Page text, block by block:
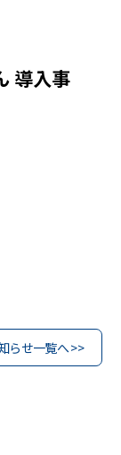
導入事
らせ一覧へ >>